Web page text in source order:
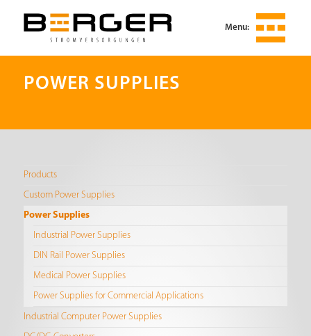
Menu:
POWER SUPPLIES
Products
Custom Power Supplies
Power Supplies
Industrial Power Supplies
DIN Rail Power Supplies
Medical Power Supplies
Power Supplies for Commercial Applications
Industrial Computer Power Supplies